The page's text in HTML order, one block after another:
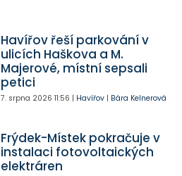
Havířov řeší parkování v
ulicích Haškova a M.
Majerové, místní sepsali
petici
7. srpna 2026 11:56 | Havířov| Bára Kelnerová
Frýdek-Místek pokračuje v
instalaci fotovoltaických
elektráren